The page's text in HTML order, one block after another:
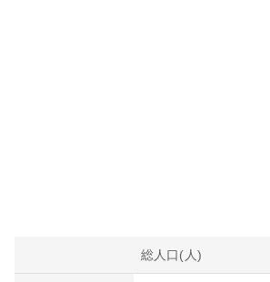
総人口(人)